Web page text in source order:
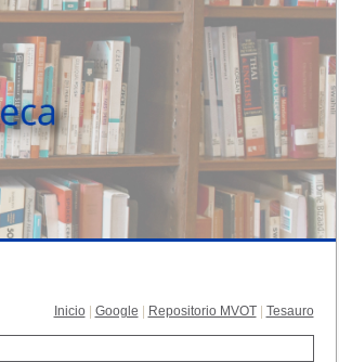
Inicio| Google Repositorio MVOT| Tesauro